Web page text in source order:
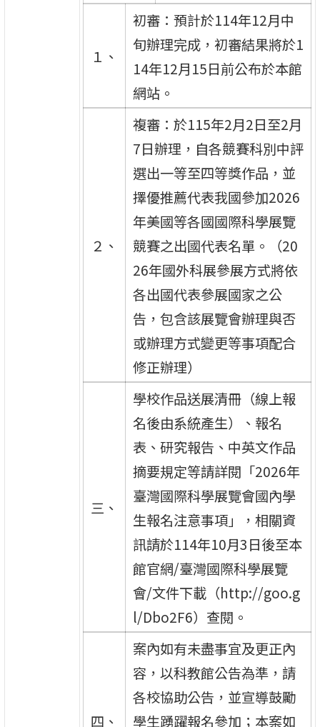
１、
初審：預計於114年12月中
旬辦理完成，初審結果將於1
14年12月15日前公布於本館
網站。
２、
複審：於115年2月2日至2月
7日辦理，自各競賽科別中評
選出一等至四等獎作品，並
擇優推薦代表我國參加2026
年美國等各國國際科學展覽
競賽之出國代表名單。（20
26年國外科展參展方式將依
各出國代表參展國家之公
告，包含該展覽會辦理與否
或辦理方式變更等事項配合
修正辦理）
三、
學校作品送展清冊（線上報
名後由系統產生）、報名
表、研究報告、中英文作品
摘要規定等請詳閱「2026年
臺灣國際科學展覽會國內學
生報名注意事項」，相關資
訊請於114年10月3日後至本
館官網/臺灣國際科學展覽
會/文件下載（http://goo.g
l/Dbo2F6）查閱。
四、
案內如有未盡事宜及更正內
容，以科教館公告為準，請
各校協助公告，並宣導鼓勵
學生踴躍報名參加；本案如